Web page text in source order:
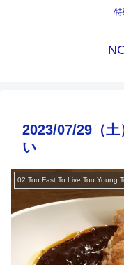
2023/07/29（
い
02 Too Fast To Live Too Young